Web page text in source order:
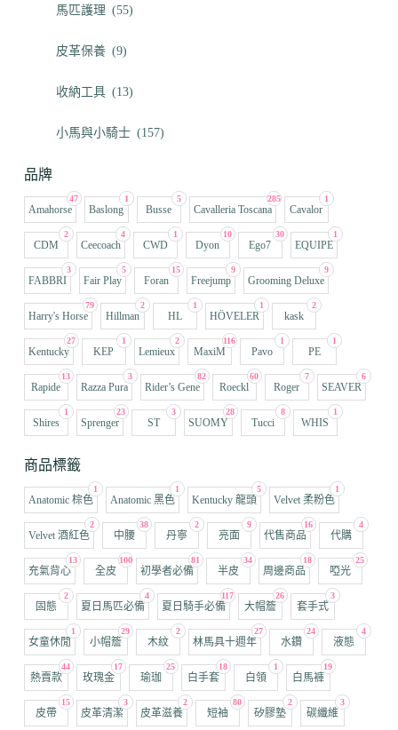
馬匹護理 (55)
皮革保養 (9)
收納工具 (13)
小馬與小騎士 (157)
品牌
47
Amahorse
1
Baslong
5
Busse
285
Cavalleria Toscana
1
Cavalor
2
CDM
4
Ceecoach
1
CWD
10
Dyon
30
Ego7
1
EQUIPE
3
FABBRI
5
Fair Play
15
Foran
9
Freejump
9
Grooming Deluxe
79
Harry's Horse
2
Hillman
1
HL
1
HÖVELER
2
kask
27
Kentucky
1
KEP
2
Lemieux
116
MaxiM
1
Pavo
1
PE
13
Rapide
3
Razza Pura
82
Rider’s Gene
60
Roeckl
7
Roger
6
SEAVER
1
Shires
23
Sprenger
3
ST
28
SUOMY
8
Tucci
1
WHIS
商品標籤
1
Anatomic 棕色
1
Anatomic 黑色
5
Kentucky 龍頭
1
Velvet 柔粉色
2
Velvet 酒紅色
38
中腰
2
丹寧
9
亮面
16
代售商品
4
代購
13
充氣背心
100
全皮
81
初學者必備
34
半皮
18
周邊商品
25
啞光
2
固態
4
夏日馬匹必備
117
夏日騎手必備
26
大帽簷
3
套手式
1
女童休閒
29
小帽簷
2
木紋
27
林馬具十週年
24
水鑽
4
液態
44
熱賣款
17
玫瑰金
25
瑜珈
18
白手套
1
白領
19
白馬褲
15
皮帶
3
皮革清潔
2
皮革滋養
80
短袖
2
矽膠墊
3
碳纖維